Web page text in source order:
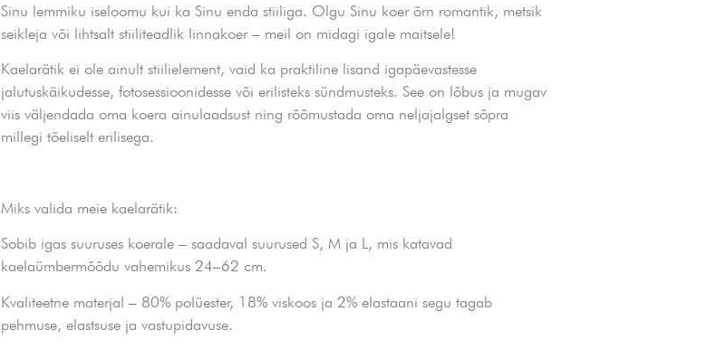
Sinu lemmiku iseloomu kui ka Sinu enda stiiliga. Olgu Sinu koer õrn romantik, metsik
seikleja või lihtsalt stiiliteadlik linnakoer – meil on midagi igale maitsele!
Kaelarätik ei ole ainult stiilielement, vaid ka praktiline lisand igapäevastesse
jalutuskäikudesse, fotosessioonidesse või erilisteks sündmusteks. See on lõbus ja mugav
viis väljendada oma koera ainulaadsust ning rõõmustada oma neljajalgset sõpra
millegi tõeliselt erilisega.
Miks valida meie kaelarätik:
Sobib igas suuruses koerale – saadaval suurused S, M ja L, mis katavad
kaelaümbermõõdu vahemikus 24–62 cm.
Kvaliteetne materjal – 80% polüester, 18% viskoos ja 2% elastaani segu tagab
pehmuse, elastsuse ja vastupidavuse.